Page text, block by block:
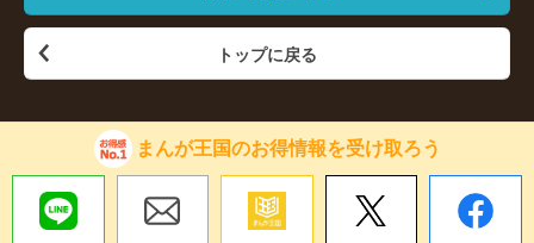
トップに戻る
まんが王国のお得情報を受け取ろう